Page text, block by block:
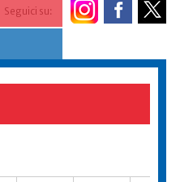
Seguici su: